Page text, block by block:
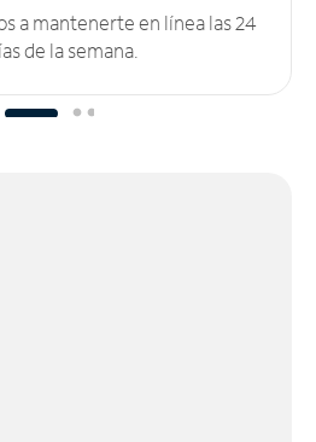
a mantenerte en línea las 24
de la semana.